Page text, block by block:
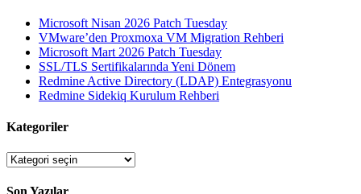
Microsoft Nisan 2026 Patch Tuesday
VMware’den Proxmoxa VM Migration Rehberi
Microsoft Mart 2026 Patch Tuesday
SSL/TLS Sertifikalarında Yeni Dönem
Redmine Active Directory (LDAP) Entegrasyonu
Redmine Sidekiq Kurulum Rehberi
Kategoriler
Kategoriler
Son Yazılar